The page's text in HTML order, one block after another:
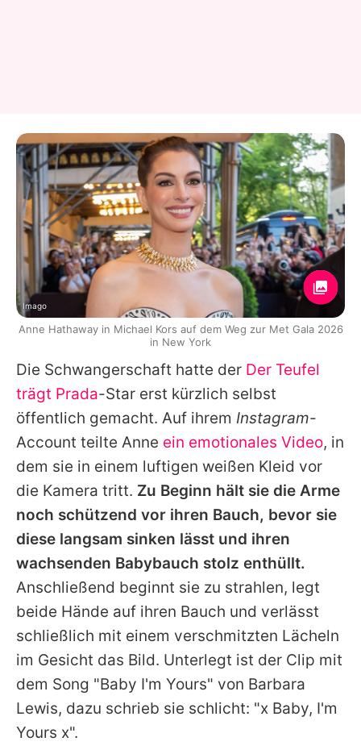
Die Schwangerschaft hatte der Der Teufel
trägt Prada-Star erst kürzlich selbst
öffentlich gemacht. Auf ihrem Instagram-
Account teilte Anne ein emotionales Video, in
dem sie in einem luftigen weißen Kleid vor
die Kamera tritt. Zu Beginn hält sie die Arme
noch schützend vor ihren Bauch, bevor sie
diese langsam sinken lässt und ihren
wachsenden Babybauch stolz enthüllt.
Anschließend beginnt sie zu strahlen, legt
beide Hände auf ihren Bauch und verlässt
schließlich mit einem verschmitzten Lächeln
im Gesicht das Bild. Unterlegt ist der Clip mit
dem Song "Baby I'm Yours" von Barbara
Lewis, dazu schrieb sie schlicht: "x Baby, I'm
Yours x".
Imago
Anne Hathaway in Michael Kors auf dem Weg zur Met Gala 2026
in New York